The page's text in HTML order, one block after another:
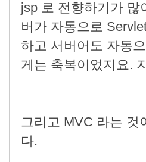
jsp 로 전향하기가 많
버가 자동으로
하고 서버어도 자동
게는 축복이었지요.
그리고 MVC 라는 것
다.